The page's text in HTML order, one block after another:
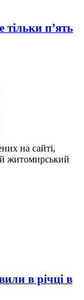
тільки п’ять
на сайті,
житомирський
в річці в